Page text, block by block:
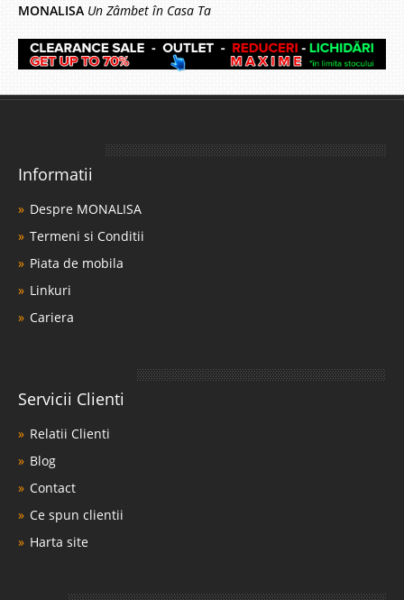
MONALISA Un Zâmbet în Casa Ta
Informatii
Despre MONALISA
Termeni si Conditii
Piata de mobila
Linkuri
Cariera
Servicii Clienti
Relatii Clienti
Blog
Contact
Ce spun clientii
Harta site